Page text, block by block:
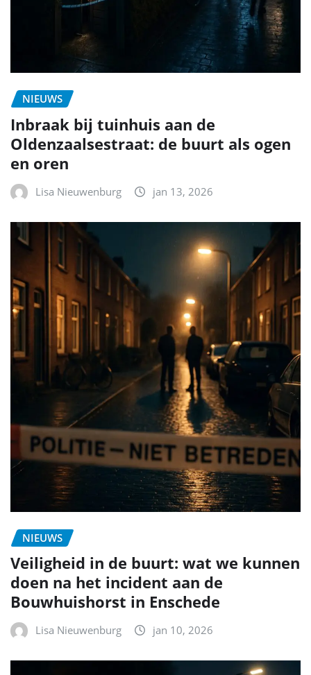
NIEUWS
Inbraak bij tuinhuis aan de
Oldenzaalsestraat: de buurt als ogen
en oren
Lisa Nieuwenburg jan 13, 2026
NIEUWS
Veiligheid in de buurt: wat we kunnen
doen na het incident aan de
Bouwhuishorst in Enschede
Lisa Nieuwenburg jan 10, 2026